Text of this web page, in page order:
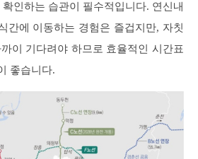
인하는 습관이 필수적입니다. 연신내
간에 이동하는 경험은 즐겁지만, 자칫
이 기다려야 하므로 효율적인 시간표
좋습니다.